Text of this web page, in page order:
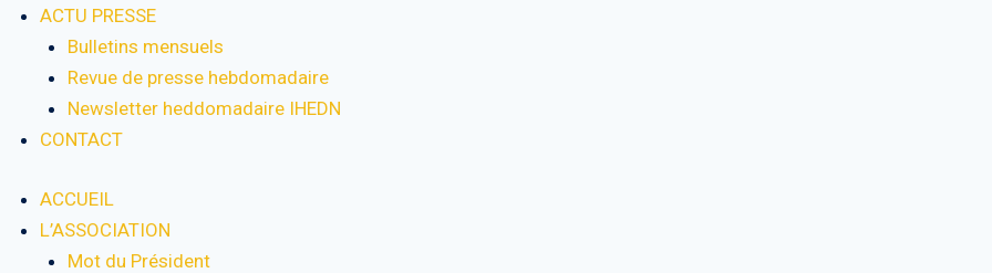
ACTU PRESSE
Bulletins mensuels
Revue de presse hebdomadaire
Newsletter heddomadaire IHEDN
CONTACT
ACCUEIL
L’ASSOCIATION
Mot du Président